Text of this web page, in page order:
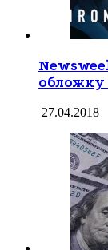
обложку
27.04.2018